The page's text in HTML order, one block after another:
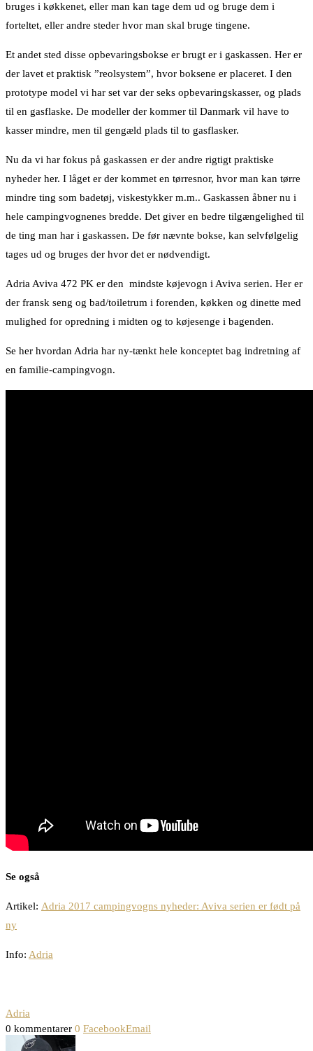
bruges i køkkenet, eller man kan tage dem ud og bruge dem i
forteltet, eller andre steder hvor man skal bruge tingene.
Et andet sted disse opbevaringsbokse er brugt er i gaskassen. Her er
der lavet et praktisk ”reolsystem”, hvor boksene er placeret. I den
prototype model vi har set var der seks opbevaringskasser, og plads
til en gasflaske. De modeller der kommer til Danmark vil have to
kasser mindre, men til gengæld plads til to gasflasker.
Nu da vi har fokus på gaskassen er der andre rigtigt praktiske
nyheder her. I låget er der kommet en tørresnor, hvor man kan tørre
mindre ting som badetøj, viskestykker m.m.. Gaskassen åbner nu i
hele campingvognenes bredde. Det giver en bedre tilgængelighed til
de ting man har i gaskassen. De før nævnte bokse, kan selvfølgelig
tages ud og bruges der hvor det er nødvendigt.
Adria Aviva 472 PK er den mindste køjevogn i Aviva serien. Her er
der fransk seng og bad/toiletrum i forenden, køkken og dinette med
mulighed for opredning i midten og to køjesenge i bagenden.
Se her hvordan Adria har ny-tænkt hele konceptet bag indretning af
en familie-campingvogn.
Se også
Artikel: Adria 2017 campingvogns nyheder: Aviva serien er født på
ny
Info: Adria
Adria
0 kommentarer 0 FacebookEmail